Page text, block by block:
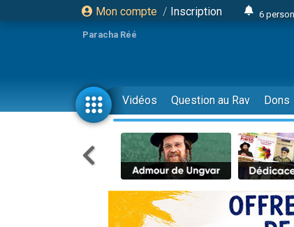
Mon compte / Inscription
6
2
17
4
Il
23
Eva
4
3
3
Paracha Réé
Vidéos Question au Rav Dons